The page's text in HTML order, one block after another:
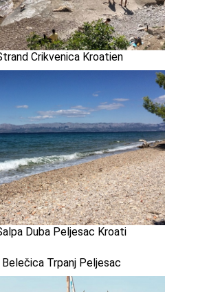
Crikvenica Kroatien
Duba Peljesac Kroati
Trpanj Peljesac